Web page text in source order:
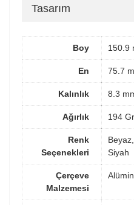
Tasarım
Boy 150.9
En 75.7
Kalınlık 8.3
Ağırlık 194
Renk
Seçenekleri
Siyah
Çerçeve
Malzemesi